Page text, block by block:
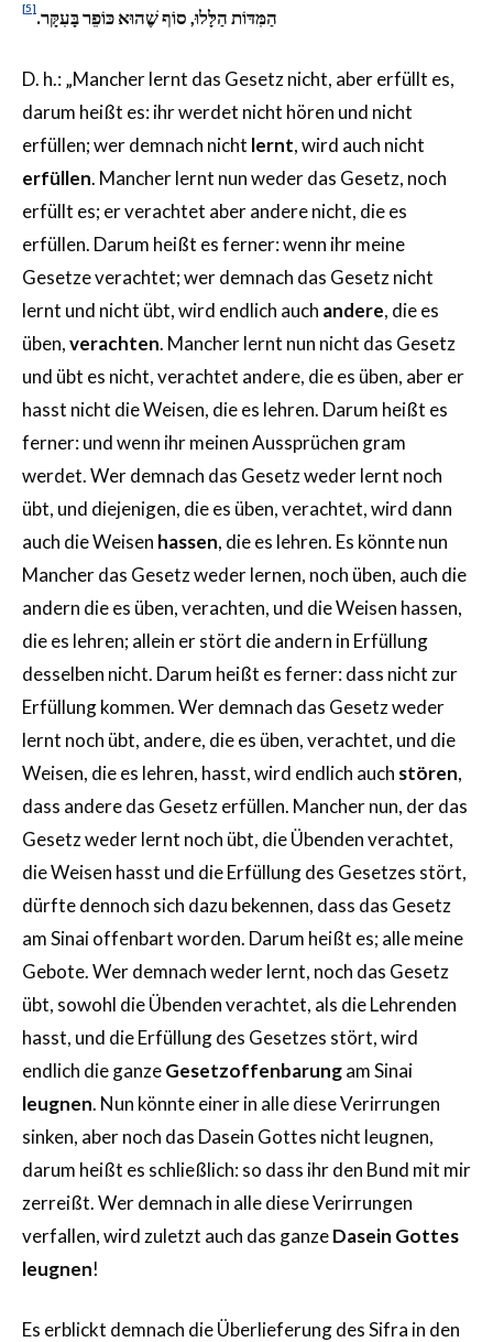
הַמִּדּוֹת הַלָּלוּ, סוֹף שֶׁהוּא כּוֹפֵר בָּעִקָּר.
[5]
D. h.: „Mancher lernt das Gesetz nicht, aber erfüllt es,
darum heißt es: ihr werdet nicht hören und nicht
erfüllen; wer demnach nicht lernt, wird auch nicht
erfüllen. Mancher lernt nun weder das Gesetz, noch
erfüllt es; er verachtet aber andere nicht, die es
erfüllen. Darum heißt es ferner: wenn ihr meine
Gesetze verachtet; wer demnach das Gesetz nicht
lernt und nicht übt, wird endlich auch andere, die es
üben,verachten. Mancher lernt nun nicht das Gesetz
und übt es nicht, verachtet andere, die es üben, aber er
hasst nicht die Weisen, die es lehren. Darum heißt es
ferner: und wenn ihr meinen Aussprüchen gram
werdet. Wer demnach das Gesetz weder lernt noch
übt, und diejenigen, die es üben, verachtet, wird dann
auch die Weisen hassen, die es lehren. Es könnte nun
Mancher das Gesetz weder lernen, noch üben, auch die
andern die es üben, verachten, und die Weisen hassen,
die es lehren; allein er stört die andern in Erfüllung
desselben nicht. Darum heißt es ferner: dass nicht zur
Erfüllung kommen. Wer demnach das Gesetz weder
lernt noch übt, andere, die es üben, verachtet, und die
Weisen, die es lehren, hasst, wird endlich auch stören,
dass andere das Gesetz erfüllen. Mancher nun, der das
Gesetz weder lernt noch übt, die Übenden verachtet,
die Weisen hasst und die Erfüllung des Gesetzes stört,
dürfte dennoch sich dazu bekennen, dass das Gesetz
am Sinai offenbart worden. Darum heißt es; alle meine
Gebote. Wer demnach weder lernt, noch das Gesetz
übt, sowohl die Übenden verachtet, als die Lehrenden
hasst, und die Erfüllung des Gesetzes stört, wird
endlich die ganzeGesetzoffenbarungam Sinai
leugnen. Nun könnte einer in alle diese Verirrungen
sinken, aber noch das Dasein Gottes nicht leugnen,
darum heißt es schließlich: so dass ihr den Bund mit mir
zerreißt. Wer demnach in alle diese Verirrungen
verfallen, wird zuletzt auch das ganzeDasein Gottes
leugnen!
Es erblickt demnach die Überlieferung des Sifra in den